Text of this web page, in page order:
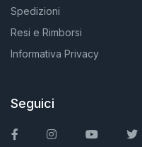
Spedizioni
Resi e Rimborsi
Informativa Privacy
Seguici
FacebookInstagramYou Tube